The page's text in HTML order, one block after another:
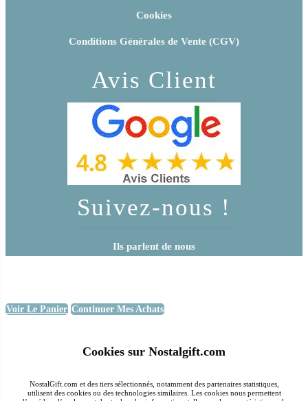
Cookies
Conditions Générales de Vente (CGV)
Avis Client
Suivez-nous !
Ils parlent de nous
Voir Le Panier Continuer Mes Achats
Cookies sur Nostalgift.com
NostalGift.com et des tiers sélectionnés, notamment des partenaires statistiques,
utilisent des cookies ou des technologies similaires. Les cookies nous permettent